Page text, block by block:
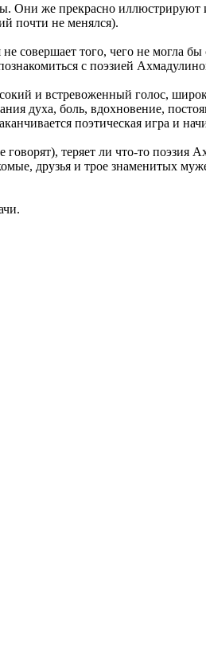
Они же прекрасно
почти не менялся).
совершает того, чего не могла
с поэзией
и встревоженный голос,
духа, боль, вдохновение,
поэтическая игра и
теряет ли что-то поэзия
друзья и трое